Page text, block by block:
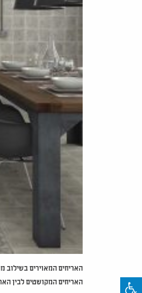
האריחים המאוירים בשילוב
האריחים המקושטים לבין